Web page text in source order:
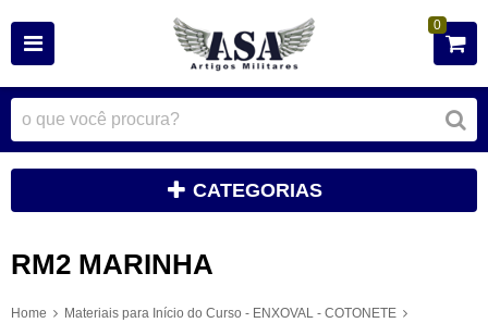
0
CATEGORIAS
RM2 MARINHA
Home
Materiais para Início do Curso - ENXOVAL - COTONETE